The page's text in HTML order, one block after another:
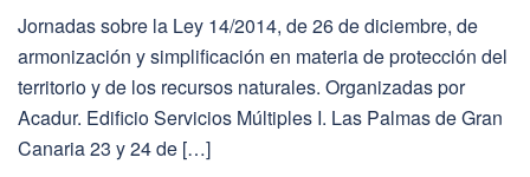
Jornadas sobre la Ley 14/2014, de 26 de diciembre, de
armonización y simplificación en materia de protección del
territorio y de los recursos naturales. Organizadas por
Acadur. Edificio Servicios Múltiples I. Las Palmas de Gran
Canaria 23 y 24 de […]